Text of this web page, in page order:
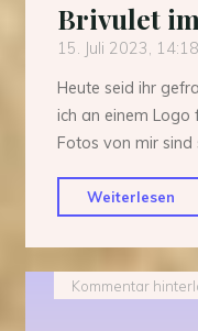
Brivulet
15. Juli 2023, 14:18
Heute seid ihr
ich an einem Logo
Fotos von mir sind
Weiterlesen
im
Kommentar